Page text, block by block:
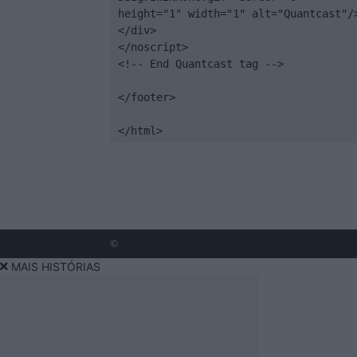
height="1" width="1" alt="Quantcast"/
</div>
</noscript>
<!-- End Quantcast tag -->
</footer>
</html>
©
MAIS HISTÓRIAS